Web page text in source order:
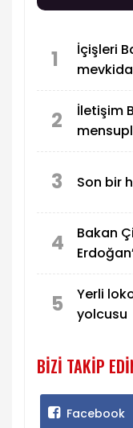
1
İçişleri
2
İletişim
3 Son bir
4
Bakan
5
Yerli
yolcusu
BIZI TAKIP
Facebook